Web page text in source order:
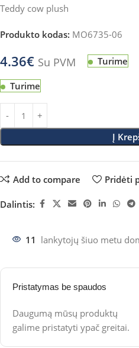
Teddy cow plush
Produkto kodas: MO6735-06
4.36€ Su PVM Turime
Turime
Į
Add to compare Pridėti
Dalintis:
11 lankytojų šiuo metu
Pristatymas be spaudos
Daugumą mūsų produktų
galime pristatyti ypač greitai.